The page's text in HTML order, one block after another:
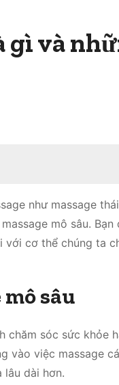
gì và
như massage
mô sâu.
cơ thể chúng ta
sâu
sóc sức khỏe
vào việc massage
lâu dài hơn.